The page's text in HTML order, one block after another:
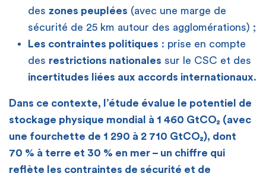
des zones peuplées (avec une marge de
sécurité de 25 km autour des agglomérations) ;
Les contraintes politiques : prise en compte
des restrictions nationales sur le CSC et des
incertitudes liées aux accords internationaux.
Dans ce contexte, l’étude évalue le potentiel de
stockage physique mondial à 1 460 GtCO₂ (avec
une fourchette de 1 290 à 2 710 GtCO₂), dont
70 % à terre et 30 % en mer – un chiffre qui
reflète les contraintes de sécurité et de